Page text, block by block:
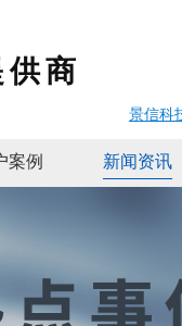
商
景信科
案例 新闻资讯